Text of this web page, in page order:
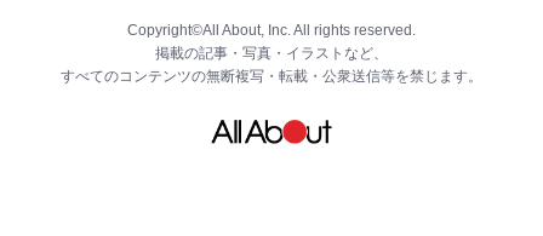
Copyright©All About, Inc. All rights reserved.
掲載の記事・写真・イラストなど、
すべてのコンテンツの無断複写・転載・公衆送信等を禁じます。